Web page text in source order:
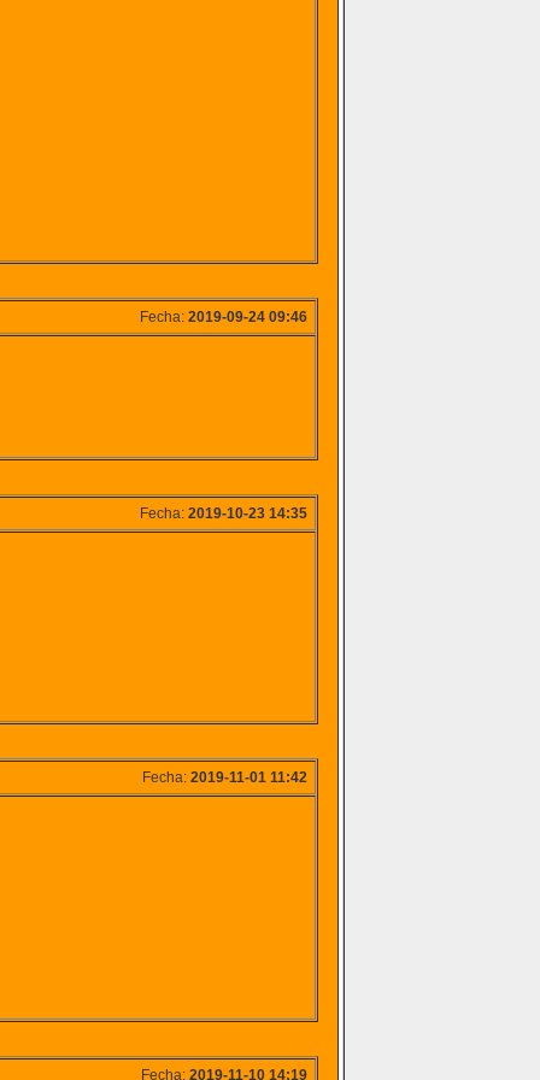
Fecha: 2019-09-24 09:46
Fecha: 2019-10-23 14:35
Fecha: 2019-11-01 11:42
Fecha: 2019-11-10 14:19